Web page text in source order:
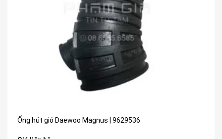
Ống hút gió Daewoo Magnus | 9629536